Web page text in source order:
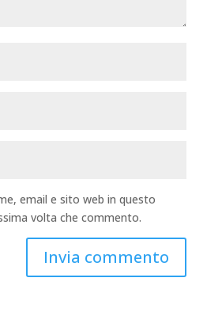
email e sito web in questo
volta che commento.